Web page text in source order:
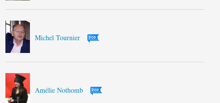
Michel Tournier
Amélie Nothomb